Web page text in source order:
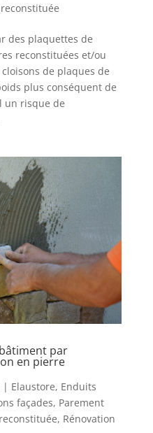
des plaquettes de
reconstituées et/ou
de plaques de
plus conséquent de
un risque de
par
en pierre
| Elaustore, Enduits
façades, Parement
, Rénovation